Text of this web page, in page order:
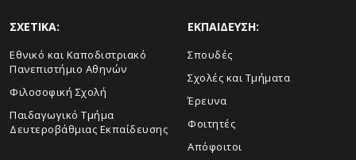
ΣΧΕΤΙΚΑ:
Εθνικό και Καποδιστριακό
Πανεπιστήμιο Αθηνών
Φιλοσοφική Σχολή
Παιδαγωγικό Τμήμα
Δευτεροβάθμιας Εκπαίδευσης
ΕΚΠΑΙΔΕΥΣΗ:
Σπουδές
Σχολές και Τμήματα
Έρευνα
Φοιτητές
Απόφοιτοι